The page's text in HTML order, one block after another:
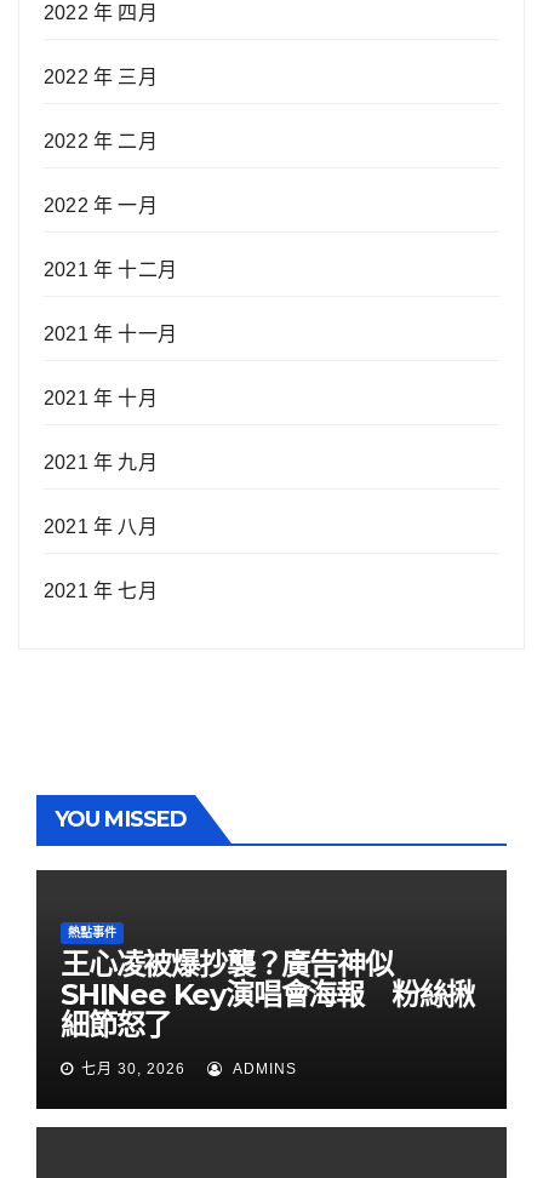
2022 年 四月
2022 年 三月
2022 年 二月
2022 年 一月
2021 年 十二月
2021 年 十一月
2021 年 十月
2021 年 九月
2021 年 八月
2021 年 七月
YOU MISSED
熱點事件
王心凌被爆抄襲？廣告神似
SHINee Key演唱會海報 粉絲揪
細節怒了
七月 30, 2026 ADMINS